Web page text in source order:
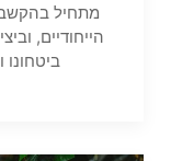
מתחיל
הייחודיים,